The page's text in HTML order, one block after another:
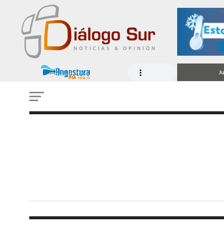
CULTURA
Ministerio de las Culturas
Fondos Cultura 2027 con
y enfoque ciudadano